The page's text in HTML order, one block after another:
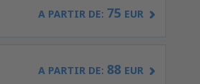
A PARTIR DE: 75 EUR
A PARTIR DE: 88 EUR